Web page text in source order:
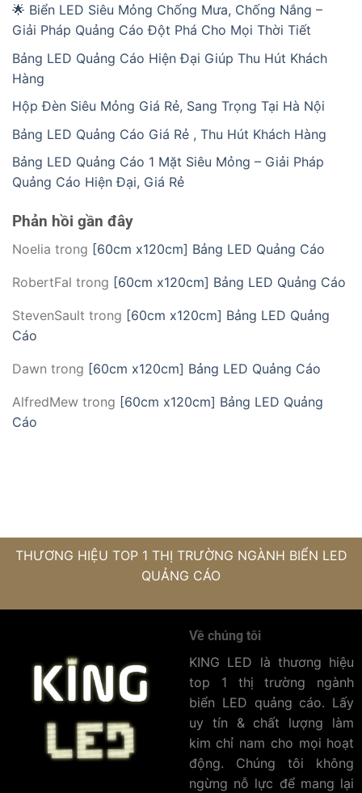
🌟 Biển LED Siêu Mỏng Chống Mưa, Chống Nắng –
Giải Pháp Quảng Cáo Đột Phá Cho Mọi Thời Tiết
Bảng LED Quảng Cáo Hiện Đại Giúp Thu Hút Khách
Hàng
Hộp Đèn Siêu Mỏng Giá Rẻ, Sang Trọng Tại Hà Nội
Bảng LED Quảng Cáo Giá Rẻ , Thu Hút Khách Hàng
Bảng LED Quảng Cáo 1 Mặt Siêu Mỏng – Giải Pháp
Quảng Cáo Hiện Đại, Giá Rẻ
Phản hồi gần đây
Noelia trong [60cm x120cm] Bảng LED Quảng Cáo
RobertFal trong [60cm x120cm] Bảng LED Quảng Cáo
StevenSault trong [60cm x120cm] Bảng LED Quảng
Cáo
Dawn trong [60cm x120cm] Bảng LED Quảng Cáo
AlfredMew trong [60cm x120cm] Bảng LED Quảng
Cáo
THƯƠNG HIỆU TOP 1 THỊ TRƯỜNG NGÀNH BIỂN LED
QUẢNG CÁO
Về chúng tôi
KING LED là thương hiệu
top 1 thị trường ngành
biển LED quảng cáo. Lấy
uy tín & chất lượng làm
kim chỉ nam cho mọi hoạt
động. Chúng tôi không
ngừng nỗ lực để mang lại